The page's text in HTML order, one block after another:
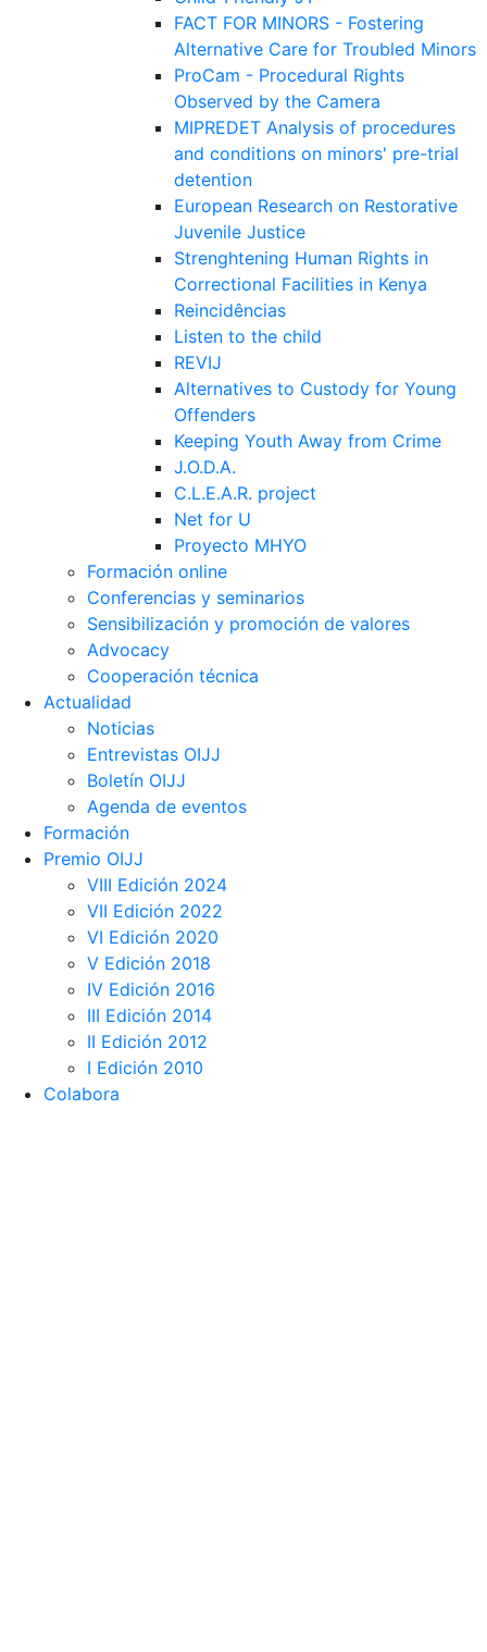
FACT FOR MINORS - Fostering
Alternative Care for Troubled Minors
ProCam - Procedural Rights
Observed by the Camera
MIPREDET Analysis of procedures
and conditions on minors' pre-trial
detention
European Research on Restorative
Juvenile Justice
Strenghtening Human Rights in
Correctional Facilities in Kenya
Reincidências
Listen to the child
REVIJ
Alternatives to Custody for Young
Offenders
Keeping Youth Away from Crime
J.O.D.A.
C.L.E.A.R. project
Net for U
Proyecto MHYO
Formación online
Conferencias y seminarios
Sensibilización y promoción de valores
Advocacy
Cooperación técnica
Actualidad
Noticias
Entrevistas OIJJ
Boletín OIJJ
Agenda de eventos
Formación
Premio OIJJ
VIII Edición 2024
VII Edición 2022
VI Edición 2020
V Edición 2018
IV Edición 2016
III Edición 2014
II Edición 2012
I Edición 2010
Colabora